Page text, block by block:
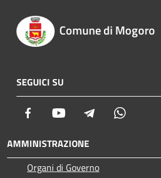
Comune di Mogoro
SEGUICI SU
Facebook Youtube Telegram
AMMINISTRAZIONE
Organi di Governo